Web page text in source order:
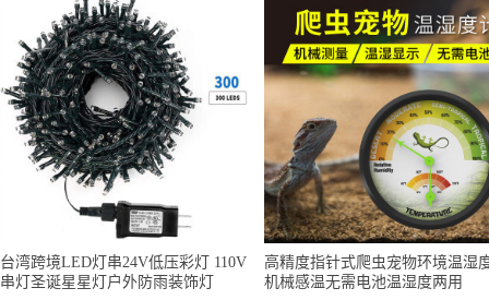
台湾跨境LED灯串24V低压彩灯 110V
串灯圣诞星星灯户外防雨装饰灯
高精度指针式爬虫宠物环境温湿
机械感温无需电池温湿度两用